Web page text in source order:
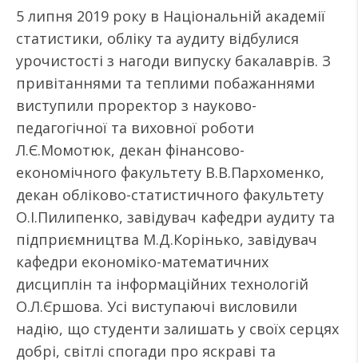
5 липня 2019 року в Національній академії
статистики, обліку та аудиту відбулися
урочистості з нагоди випуску бакалаврів. З
привітаннями та теплими побажаннями
виступили проректор з науково-
педагогічної та виховної роботи
Л.Є.Момотюк, декан фінансово-
економічного факультету В.В.Пархоменко,
декан обліково-статистичного факультету
О.І.Пилипенко, завідувач кафедри аудиту та
підприємництва М.Д.Корінько, завідувач
кафедри економіко-математичних
дисциплін та інформаційних технологій
О.Л.Єршова. Усі виступаючі висловили
надію, що студенти залишать у своїх серцях
добрі, світлі спогади про яскраві та